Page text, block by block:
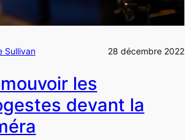
Sullivan 28 décembre 2022
les
devant la